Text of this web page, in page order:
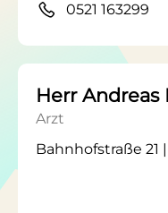
0521 163299
Herr Andreas
Arzt
Bahnhofstraße 21